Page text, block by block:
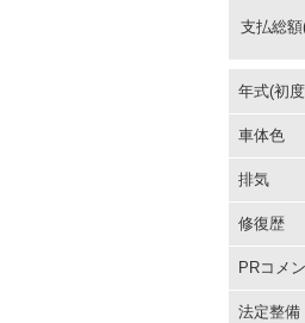
支払総額
年式(初
車体色
排気
修復歴
PRコメ
法定整備